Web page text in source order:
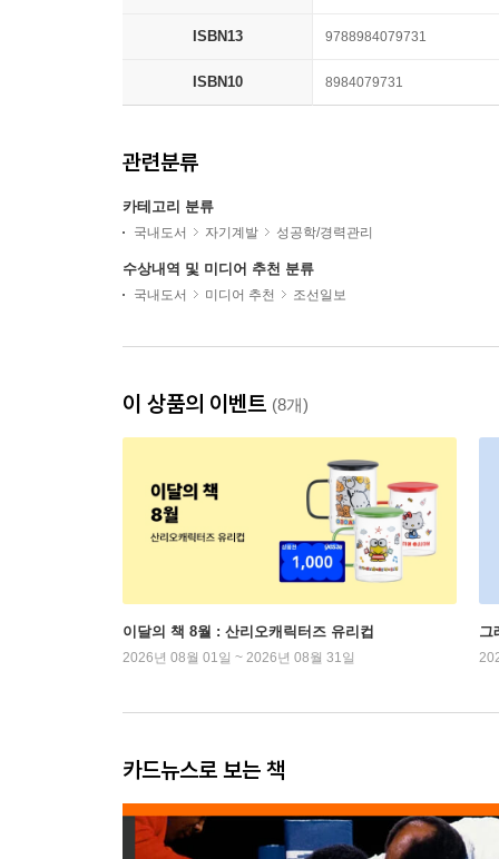
ISBN13 9788984079731
ISBN10 8984079731
관련분류
카테고리 분류
국내도서 자기계발 성공학/경력관리
수상내역 및 미디어 추천 분류
국내도서 미디어 추천 조선일보
이 상품의 이벤트 (8개)
이달의 책 8월 : 산리오캐릭터즈 유리컵
2026년 08월 01일 ~ 2026년 08월 31일
그
카드뉴스로 보는 책